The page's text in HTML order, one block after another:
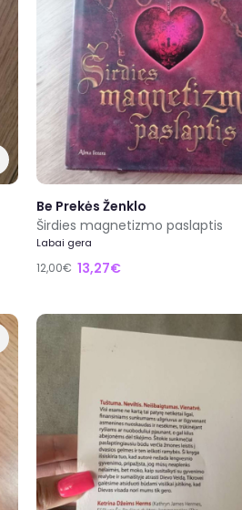
Be Prekės Ženklo
Širdies magnetizmo paslaptis
Labai gera
12,00€ 13,27€